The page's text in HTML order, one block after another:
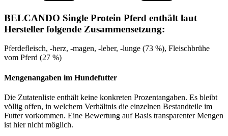
BELCANDO Single Protein Pferd enthält laut
Hersteller folgende Zusammensetzung:
Pferdefleisch, -herz, -magen, -leber, -lunge (73 %), Fleischbrühe
vom Pferd (27 %)
Mengenangaben im Hundefutter
Die Zutatenliste enthält keine konkreten Prozentangaben. Es bleibt
völlig offen, in welchem Verhältnis die einzelnen Bestandteile im
Futter vorkommen. Eine Bewertung auf Basis transparenter Mengen
ist hier nicht möglich.